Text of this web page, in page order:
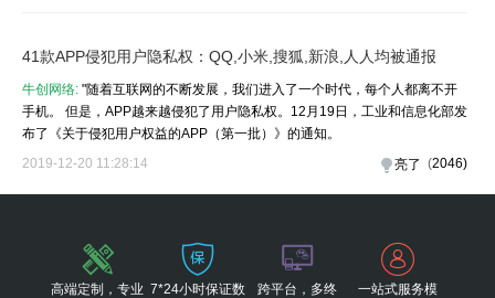
41款APP侵犯用户隐私权：QQ,小米,搜狐,新浪,人人均被通报
牛创网络: "随着互联网的不断发展，我们进入了一个时代，每个人都离不开
手机。 但是，APP越来越侵犯了用户隐私权。12月19日，工业和信息化部发
布了《关于侵犯用户权益的APP（第一批）》的通知。
2019-12-20 11:28:14
)
2046
(
亮了
高端定制，专业 7*24小时保证数
跨平台，多终
一站式服务模